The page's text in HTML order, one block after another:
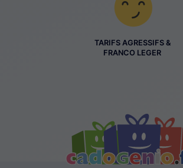
TARIFS AGRESSIFS &
FRANCO LEGER